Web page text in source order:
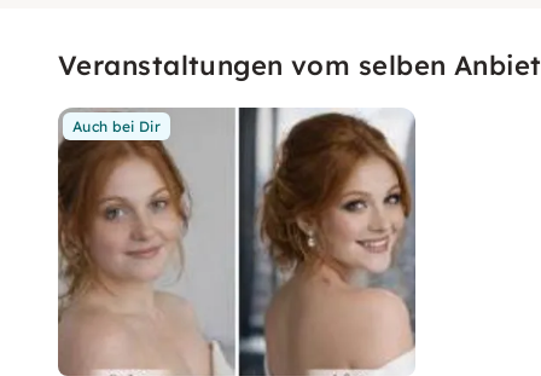
Veranstaltungen vom selben
Auch bei Dir